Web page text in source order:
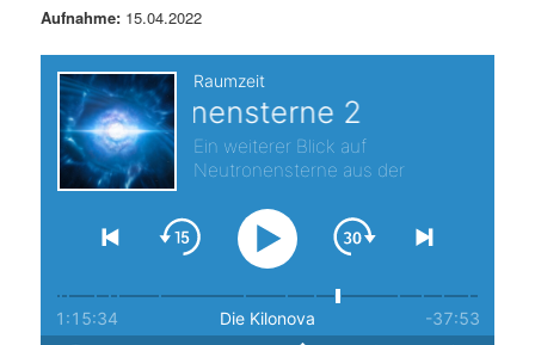
s
p
r
l
t
s
Aufnahme: 15.04.2022